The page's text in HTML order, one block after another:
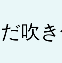
吹